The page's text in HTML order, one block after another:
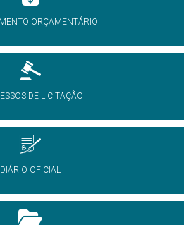
ORÇAMENTÁRIO
DE LICITAÇÃO
DIÁRIO OFICIAL